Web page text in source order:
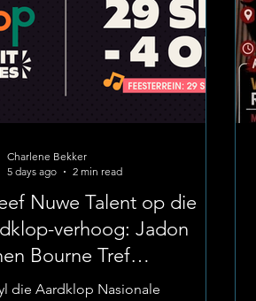
dosis 'star power' na Saterdag s
Nuwe Talent op die
verhoog: Jadon
Bourne Tref
die Aardklop Nasionale
Charlene Bekker
5 days ago
2 min read